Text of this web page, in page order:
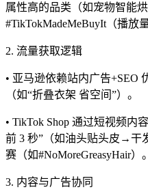
属性高的品类（如宠物智能
#TikTokMadeMeBuyIt（播放
2. 流量获取逻辑
• 亚马逊依赖站内广告+SEO
（如“折叠衣架 省空间”）。
• TikTok Shop 通过短视频内
前 3 秒”（如油头贴头皮→干
赛（如#NoMoreGreasyHair）。
3. 内容与广告协同